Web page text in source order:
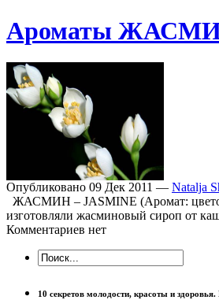
Ароматы
Опубликовано 09 Дек 2011 — Natalja
ЖАСМИН – JASMINE (Аромат:
изготовляли жасминовый сироп от
Комментариев нет
10 секретов молодости, красоты и